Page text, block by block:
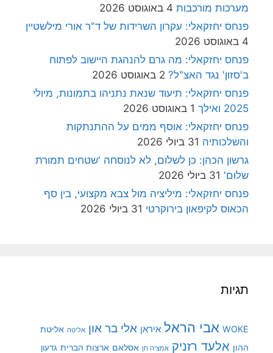
מערכות מורכבות 4 באוגוסט 2026
פנחס יחזקאלי: עקרון השרידות של ד"ר אורי מילשטיין
4 באוגוסט 2026
פנחס יחזקאלי: מה גרם להנהגת היישוב לפתוח
ב'סזון' נגד האצ"ל? 2 באוגוסט 2026
פנחס יחזקאלי: תיעוד שנאת נתניהו בתמונות, מיולי
2025 ואילך
1 באוגוסט 2026
פנחס יחזקאלי: אוסף ממים על ההתנתקות
והשלכותיה 31 ביולי 2026
גרשון הכהן: כן לשלום, לא לנוסחה 'שטחים תמורת
שלום' 31 ביולי 2026
פנחס יחזקאלי: מיליציה מול צבא מקצועי, בין סף
הכאוס לקיפאון בירוקרטי 31 ביולי 2026
תגיות
WOKE אבי הראל איראן אלי בר און אליטה אליטת
ההון אלעד רזניק אמציה חן אסלאם ארצות הברית גדעון